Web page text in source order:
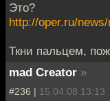
Это?
http://oper.ru/
Ткни пальцем,
mad Creator »
#236 | 15.04.08 13:13